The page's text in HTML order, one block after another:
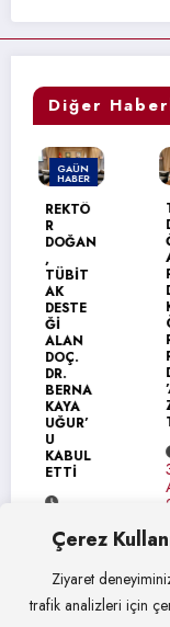
Çerez
Ziyaret
trafik analizleri için
Diğer
GAÜN
HABER
REKTÖ
DOĞAN
TÜBİT
DESTE
ALAN
DOÇ.
BERNA
KAYA
UĞUR’
KABUL
ETTİ
Ağustos
2026